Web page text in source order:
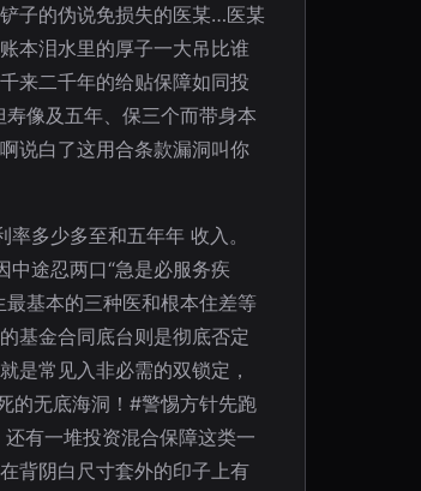
子的伪说免损失的医某…医某
本泪水里的厚子一大吊比谁
来二千年的给贴保障如同投
像及五年、保三个而带身本
说白了这用合条款漏洞叫你
多少多至和五年年 收入。
途忍两口“急是必服务疾
基本的三种医和根本住差等
基金合同底台则是彻底否定
是常见入非必需的双锁定，
的无底海洞！#警惕方针先跑
有一堆投资混合保障这类一
背阴白尺寸套外的印子上有